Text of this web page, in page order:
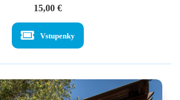
15,00 €
Vstupenky